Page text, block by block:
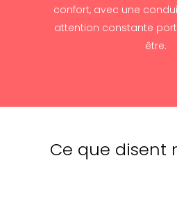
confort, avec une
attention constante
être.
Ce que disent